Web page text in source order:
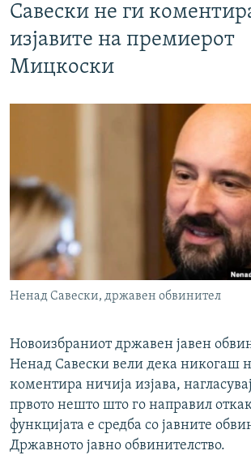
Савески не ги
изјавите на премиерот
Мицкоски
Ненад Савески, државен обвинител
Новоизбраниот државен јавен
Ненад Савески вели дека никогаш
коментира ничија изјава,
првото нешто што го направил
функцијата е средба со јавните
Државното јавно обвинителство.